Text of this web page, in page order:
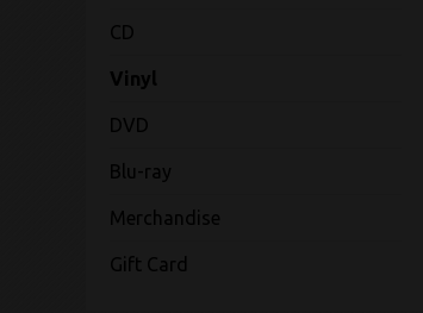
CD
Vinyl
DVD
Blu-ray
Merchandise
Gift Card